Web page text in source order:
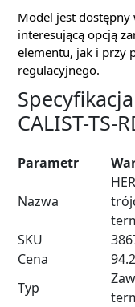
Model jest dostępny
interesującą opcją
elementu, jak i przy
regulacyjnego.
CALIST-TS-
Parametr
Nazwa
SKU
Cena
Typ